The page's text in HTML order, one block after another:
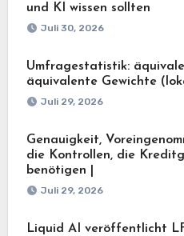
und KI wissen sollten
Juli 30, 2026
Umfragestatistik:
äquivalente Gewichte
Juli 29, 2026
Genauigkeit,
die Kontrollen, die
benötigen |
Juli 29, 2026
Liquid AI veröffentlicht